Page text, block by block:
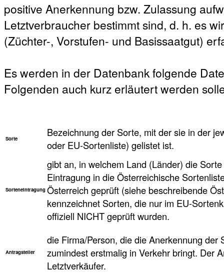
positive Anerkennung bzw. Zulassung
Letztverbraucher bestimmt sind, d. h. es
(Züchter-, Vorstufen- und Basissaatgut)
Es werden in der Datenbank folgende
Folgenden auch kurz erläutert werden
Sorte
Bezeichnung der Sorte, mit der sie in der
oder EU-Sortenliste) gelistet ist.
Sorteneintragung
gibt an, in welchem Land (Länder) die
Eintragung in die Österreichische
Österreich geprüft (siehe beschreibende
kennzeichnet Sorten, die nur im EU-
offiziell NICHT geprüft wurden.
Antragsteller
die Firma/Person, die die Anerkennung
zumindest erstmalig in Verkehr bringt. Der
Letztverkäufer.